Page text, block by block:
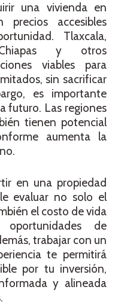
una vivienda en
accesibles
Tlaxcala,
y otros
viables para
sin sacrificar
es importante
futuro. Las regiones
tienen potencial
aumenta la
en una propiedad
evaluar no solo el
el costo de vida
de
trabajar con un
te permitirá
por tu inversión,
y alineada